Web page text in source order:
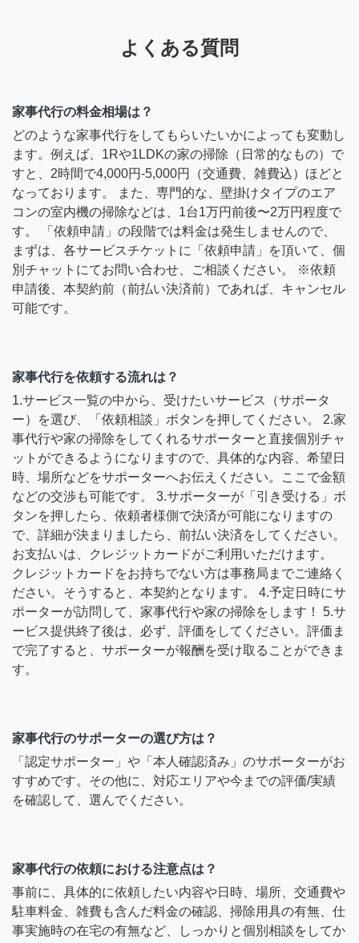
よくある質問
家事代行の料金相場は？
どのような家事代行をしてもらいたいかによっても変動し
ます。例えば、1Rや1LDKの家の掃除（日常的なもの）で
すと、2時間で4,000円-5,000円（交通費、雑費込）ほどと
なっております。 また、専門的な、壁掛けタイプのエア
コンの室内機の掃除などは、1台1万円前後〜2万円程度で
す。 「依頼申請」の段階では料金は発生しませんので、
まずは、各サービスチケットに「依頼申請」を頂いて、個
別チャットにてお問い合わせ、ご相談ください。 ※依頼
申請後、本契約前（前払い決済前）であれば、キャンセル
可能です。
家事代行を依頼する流れは？
1.サービス一覧の中から、受けたいサービス（サポータ
ー）を選び、「依頼相談」ボタンを押してください。 2.家
事代行や家の掃除をしてくれるサポーターと直接個別チャ
ットができるようになりますので、具体的な内容、希望日
時、場所などをサポーターへお伝えください。ここで金額
などの交渉も可能です。 3.サポーターが「引き受ける」ボ
タンを押したら、依頼者様側で決済が可能になりますの
で、詳細が決まりましたら、前払い決済をしてください。
お支払いは、クレジットカードがご利用いただけます。
クレジットカードをお持ちでない方は事務局までご連絡く
ださい。そうすると、本契約となります。 4.予定日時にサ
ポーターが訪問して、家事代行や家の掃除をします！ 5.サ
ービス提供終了後は、必ず、評価をしてください。評価ま
で完了すると、サポーターが報酬を受け取ることができま
す。
家事代行のサポーターの選び方は？
「認定サポーター」や「本人確認済み」のサポーターがお
すすめです。その他に、対応エリアや今までの評価/実績
を確認して、選んでください。
家事代行の依頼における注意点は？
事前に、具体的に依頼したい内容や日時、場所、交通費や
駐車料金、雑費も含んだ料金の確認、掃除用具の有無、仕
事実施時の在宅の有無など、しっかりと個別相談をしてか